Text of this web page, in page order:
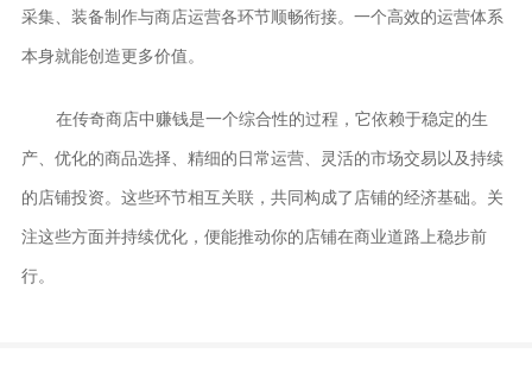
采集、装备制作与商店运营各环节顺畅衔接。一个高效的运营体系
本身就能创造更多价值。
在传奇商店中赚钱是一个综合性的过程，它依赖于稳定的生
产、优化的商品选择、精细的日常运营、灵活的市场交易以及持续
的店铺投资。这些环节相互关联，共同构成了店铺的经济基础。关
注这些方面并持续优化，便能推动你的店铺在商业道路上稳步前
行。